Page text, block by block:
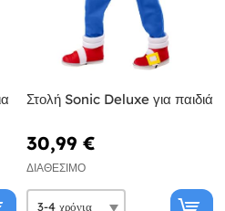
Στολή Sonic Deluxe για παιδιά
30,99 €
ΔΙΑΘΈΣΙΜΟ